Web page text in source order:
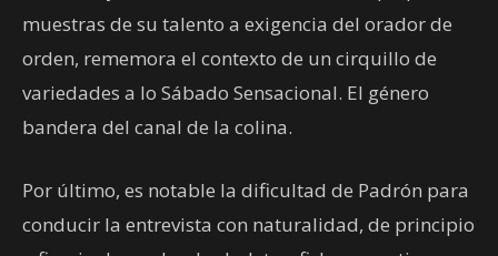
muestras de su talento a exigencia del orador de
orden, rememora el contexto de un cirquillo de
variedades a lo Sábado Sensacional. El género
bandera del canal de la colina.
Por último, es notable la dificultad de Padrón para
conducir la entrevista con naturalidad, de principio